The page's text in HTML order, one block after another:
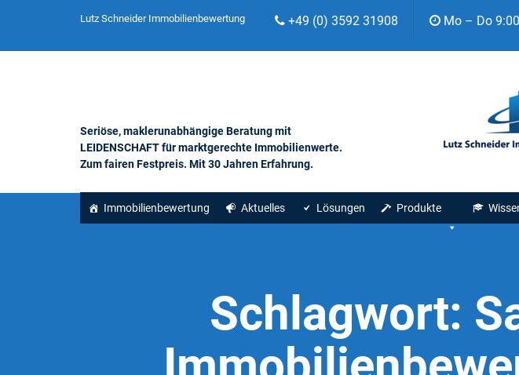
Lutz Schneider Immobilienbewertung +49 (0) 3592 31908 Mo – Do
Seriöse, maklerunabhängige Beratung mit
LEIDENSCHAFT für marktgerechte Immobilienwerte.
Zum fairen Festpreis. Mit 30 Jahren Erfahrung.
Immobilienbewertung Aktuelles Lösungen Produkte
Schlagwort: